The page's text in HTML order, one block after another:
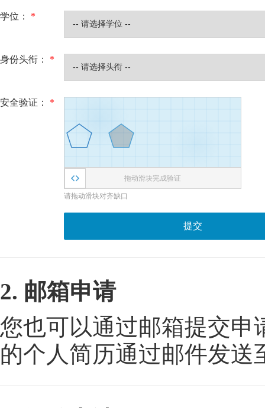
学位： *
身份头衔： *
安全验证： *
拖动滑块完成验证
请拖动滑块对齐缺口
提交
2. 邮箱申请
您也可以通过邮箱提交申
的个人简历通过邮件发送